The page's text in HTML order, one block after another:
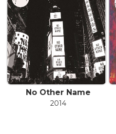
No Other Name
2014